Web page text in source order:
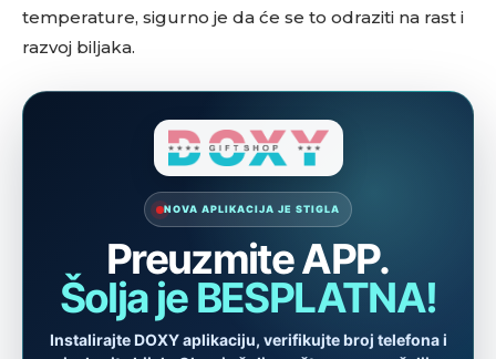
temperature, sigurno je da će se to odraziti na rast i
razvoj biljaka.